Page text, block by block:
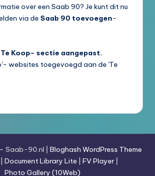
over een Saab 90? Je kunt dit nu
via de Saab 90 toevoegen-
Koop- sectie aangepast.
websites toegevoegd aan de 'Te
Saab-90.nl | Bloghash WordPress Theme
Document Library Lite FV Player|
Photo Gallery (10Web)